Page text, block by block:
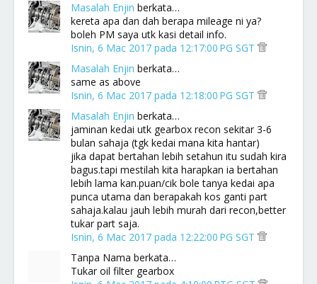
Masalah Enjin berkata…
kereta apa dan dah berapa mileage ni ya?
boleh PM saya utk kasi detail info.
Isnin, 6 Mac 2017 pada 12:17:00 PG SGT
Masalah Enjin berkata…
same as above
Isnin, 6 Mac 2017 pada 12:18:00 PG SGT
Masalah Enjin berkata…
jaminan kedai utk gearbox recon sekitar 3-6
bulan sahaja (tgk kedai mana kita hantar)
jika dapat bertahan lebih setahun itu sudah kira
bagus.tapi mestilah kita harapkan ia bertahan
lebih lama kan.puan/cik bole tanya kedai apa
punca utama dan berapakah kos ganti part
sahaja.kalau jauh lebih murah dari recon,better
tukar part saja.
Isnin, 6 Mac 2017 pada 12:22:00 PG SGT
Tanpa Nama berkata…
Tukar oil filter gearbox